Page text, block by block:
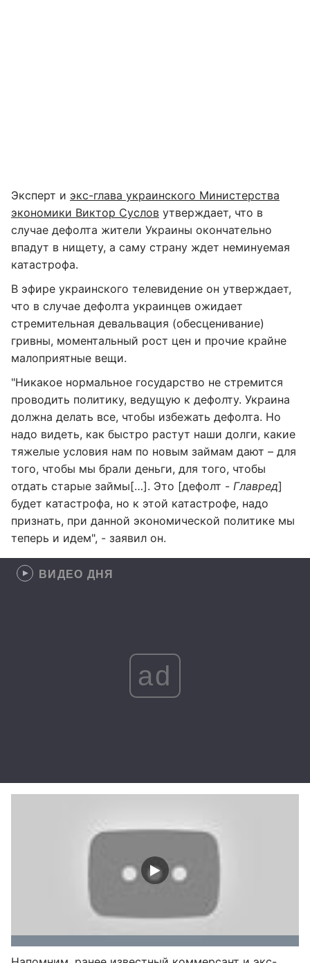
Эксперт и экс-глава украинского Министерства
экономики Виктор Суслов утверждает, что в
случае дефолта жители Украины окончательно
впадут в нищету, а саму страну ждет неминуемая
катастрофа.
В эфире украинского телевидение он утверждает,
что в случае дефолта украинцев ожидает
стремительная девальвация (обесценивание)
гривны, моментальный рост цен и прочие крайне
малоприятные вещи.
"Никакое нормальное государство не стремится
проводить политику, ведущую к дефолту. Украина
должна делать все, чтобы избежать дефолта. Но
надо видеть, как быстро растут наши долги, какие
тяжелые условия нам по новым займам дают – для
того, чтобы мы брали деньги, для того, чтобы
отдать старые займы[…]. Это [дефолт - Главред]
будет катастрофа, но к этой катастрофе, надо
признать, при данной экономической политике мы
теперь и идем", - заявил он.
ВИДЕО ДНЯ
ad